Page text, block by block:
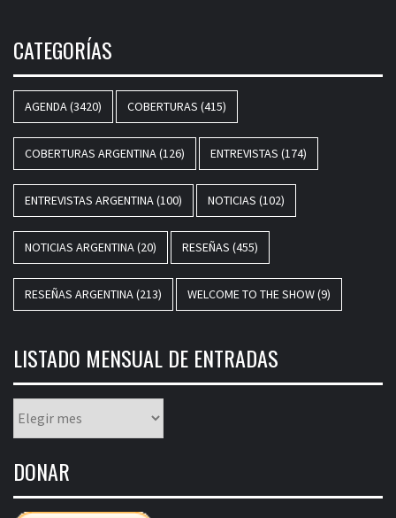
CATEGORÍAS
AGENDA(3420) COBERTURAS (415)
COBERTURAS ARGENTINA(126) ENTREVISTAS (174)
ENTREVISTAS ARGENTINA(100) NOTICIAS (102)
NOTICIAS ARGENTINA(20) RESEÑAS (455)
RESEÑAS ARGENTINA(213) WELCOME TO THE SHOW(9)
LISTADO MENSUAL DE ENTRADAS
mensual
entradas
DONAR